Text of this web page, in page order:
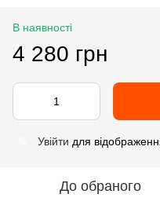
В наявності
4 280 грн
Увійти для
До обраного